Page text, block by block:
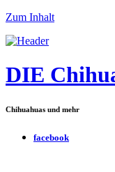
Zum Inhalt
DIE
Chihuahuas und mehr
facebook